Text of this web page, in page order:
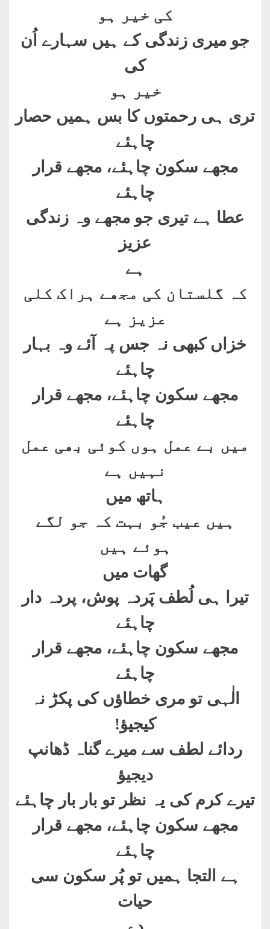
کی خیر ہو
جو میری زندگی کے ہیں سہارے اُن
کی
خیر ہو
تری ہی رحمتوں کا بس ہمیں حصار
چاہئے
مجھے سکون چاہئے، مجھے قرار
چاہئے
عطا ہے تیری جو مجھے وہ زندگی
عزیز
ہے
کہ گلستان کی مجھے ہراک کلی
عزیز ہے
خزاں کبھی نہ جس پہ آئے وہ بہار
چاہئے
مجھے سکون چاہئے، مجھے قرار
چاہئے
میں بے عمل ہوں کوئی بھی عمل
نہیں ہے
ہاتھ میں
ہیں عیب جُو بہت کہ جو لگے
ہوئے ہیں
گھات میں
تیرا ہی لُطف پَردہ پوش، پردہ دار
چاہئے
مجھے سکون چاہئے، مجھے قرار
چاہئے
الٰہی تو مری خطاؤں کی پکڑ نہ
کیجیؤ!
ردائے لطف سے میرے گناہ ڈھانپ
دیجیؤ
تیرے کرم کی یہ نظر تو بار بار چاہئے
مجھے سکون چاہئے، مجھے قرار
چاہئے
ہے التجا ہمیں تو پُر سکون سی
حیات